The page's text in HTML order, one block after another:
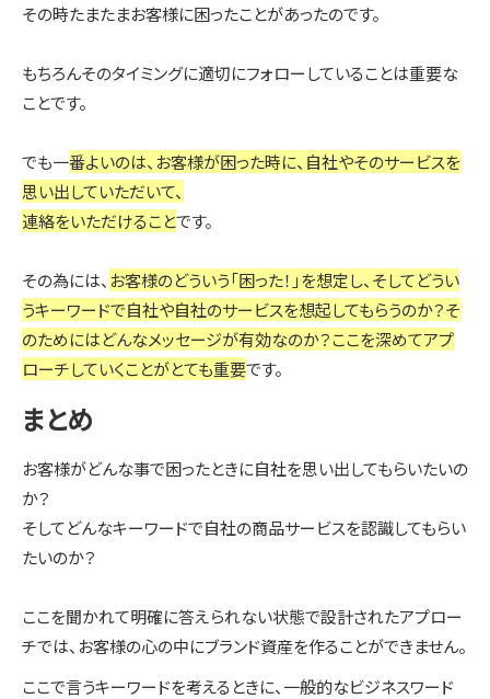
その時たまたまお客様に困ったことがあったのです。
もちろんそのタイミングに適切にフォローしていることは重要な
ことです。
でも一番よいのは、お客様が困った時に、自社やそのサービスを
思い出していただいて、
連絡をいただけることです。
その為には、 お客様のどういう「困った！」を想定し、そしてどうい
うキーワードで自社や自社のサービスを想起してもらうのか？そ
のためにはどんなメッセージが有効なのか？ここを深めてアプ
ローチしていくことがとても重要です。
まとめ
お客様がどんな事で困ったときに自社を思い出してもらいたいの
か？
そしてどんなキーワードで自社の商品サービスを認識してもらい
たいのか？
ここを聞かれて明確に答えられない状態で設計されたアプロー
チでは、お客様の心の中にブランド資産を作ることができません。
ここで言うキーワードを考えるときに、一般的なビジネスワード